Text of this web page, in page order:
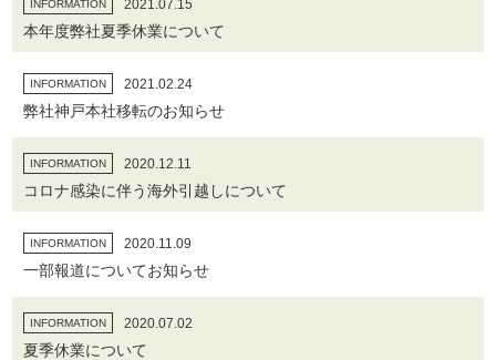
INFORMATION 2021.07.15
本年度弊社夏季休業について
INFORMATION 2021.02.24
弊社神戸本社移転のお知らせ
INFORMATION 2020.12.11
コロナ感染に伴う海外引越しについて
INFORMATION 2020.11.09
一部報道についてお知らせ
INFORMATION 2020.07.02
夏季休業について